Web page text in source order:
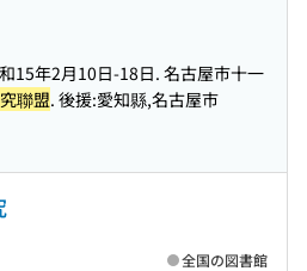
15年2月10日-18日. 名古屋市十一
聯盟. 後援:愛知縣,名古屋市
全国の図書館